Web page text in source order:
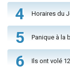
4 Horaires du
5 Panique à la
6 Ils ont volé